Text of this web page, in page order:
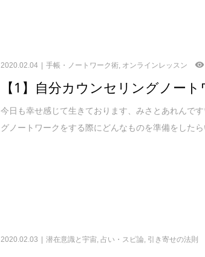
2020.02.04 手帳・ノートワーク術 オンラインレッスン
【1】自分カウンセリングノー
今日も幸せ感じて生きております、みさとあれんで
グノートワークをする際にどんなものを準備をした
2020.02.03 潜在意識と宇宙,占い・スピ論, 引き寄せの法則